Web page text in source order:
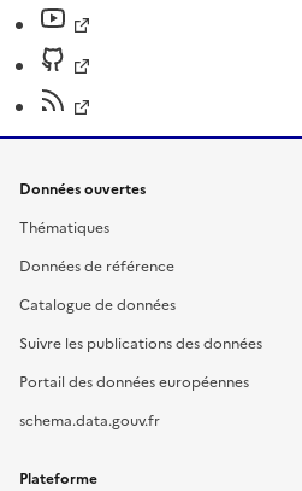
Données ouvertes
Thématiques
Données de référence
Catalogue de données
Suivre les publications des données
Portail des données européennes
schema.data.gouv.fr
Plateforme